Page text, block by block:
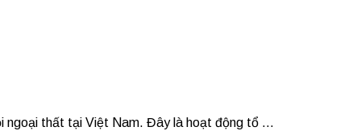
ngoại thất tại Việt Nam. Đây là hoạt động tổ ...